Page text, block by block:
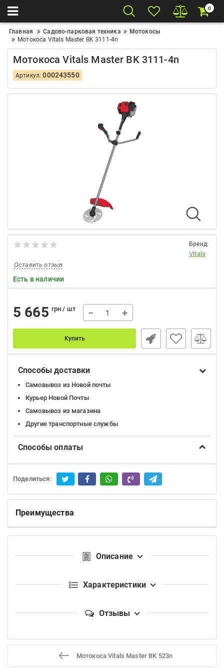
0
Главная Садово-парковая техника
Мотокосы
Мотокоса Vitals Master BK 3111-4n
Мотокоса Vitals Master BK 3111-4n
Артикул:000243550
Бренд:
Vitals
Оставить отзыв
Есть в наличии
5 665 грн / шт − +
Купить
Способы доставки
Самовывоз из Новой почты
Курьер Новой Почты
Самовывоз из магазина
Другие транспортные службы
Способы оплаты
Поделиться:
Преимущества
Описание
Характеристики
Отзывы
Мотокоса Vitals Master BK 523n